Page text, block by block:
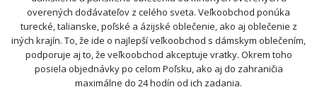
overených dodávateľov z celého sveta. Veľkoobchod ponúka
turecké, talianske, poľské a ázijské oblečenie, ako aj oblečenie z
iných krajín. To, že ide o najlepší veľkoobchod s dámskym oblečením,
podporuje aj to, že veľkoobchod akceptuje vratky. Okrem toho
posiela objednávky po celom Poľsku, ako aj do zahraničia
maximálne do 24 hodín od ich zadania.